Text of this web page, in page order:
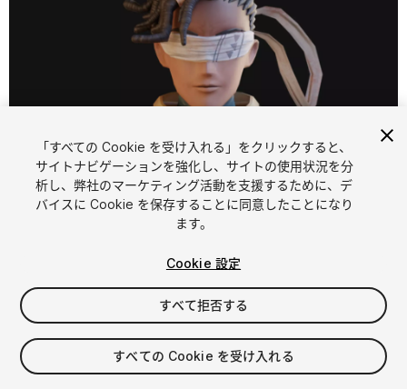
1/7
$39.99
消費税は決済時に計算されます
「すべての Cookie を受け入れる」をクリックすると、
サイトナビゲーションを強化し、サイトの使用状況を分
析し、弊社のマーケティング活動を支援するために、デ
バイスに Cookie を保存することに同意したことになり
ます。
Cookie 設定
すべて拒否する
すべての Cookie を受け入れる